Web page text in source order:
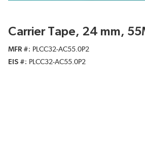
Carrier Tape, 24 mm,
MFR #
PLCC32-AC55.0P2
EIS #
PLCC32-AC55.0P2